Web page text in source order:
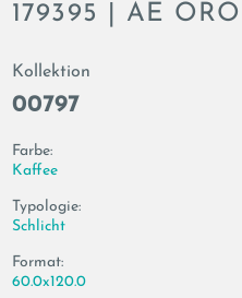
179395 | AE
Kollektion
00797
Farbe:
Kaffee
Typologie:
Schlicht
Format:
60.0x120.0